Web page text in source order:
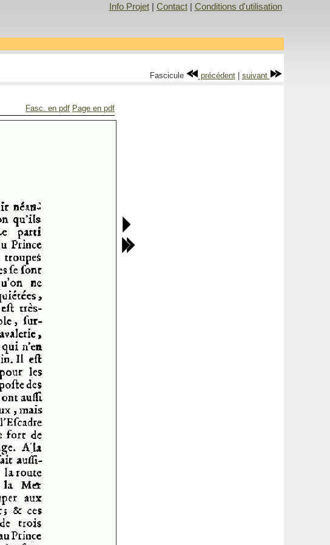
Info Projet| Contact| Conditions d'utilisation
Fascicule précédent| suivant
Fasc. en pdf Page en pdf